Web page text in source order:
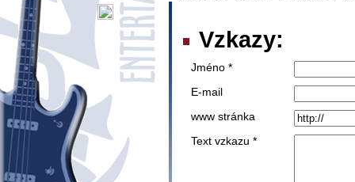
Vzkazy:
Jméno *
E-mail
www stránka
Text vzkazu *